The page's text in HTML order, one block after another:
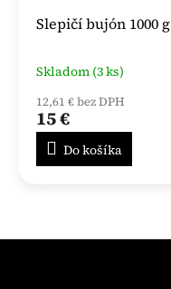
Slepičí bujón 1000 g
Skladom (3 ks)
12,61 € bez DPH
15 €
Do košíka
Z